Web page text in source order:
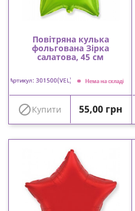
Повітряна кулька
фольгована Зірка
салатова, 45 см
Артикул: 301500(VEL) Нема на складі
Купити Ціна
55,00 грн